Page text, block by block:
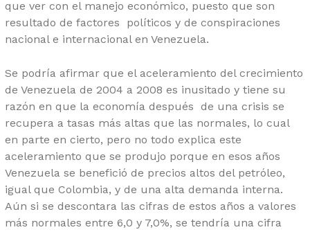
que ver con el manejo económico, puesto que son
resultado de factores políticos y de conspiraciones
nacional e internacional en Venezuela.
Se podría afirmar que el aceleramiento del crecimiento
de Venezuela de 2004 a 2008 es inusitado y tiene su
razón en que la economía después de una crisis se
recupera a tasas más altas que las normales, lo cual
en parte en cierto, pero no todo explica este
aceleramiento que se produjo porque en esos años
Venezuela se benefició de precios altos del petróleo,
igual que Colombia, y de una alta demanda interna.
Aún si se descontara las cifras de estos años a valores
más normales entre 6,0 y 7,0%, se tendría una cifra